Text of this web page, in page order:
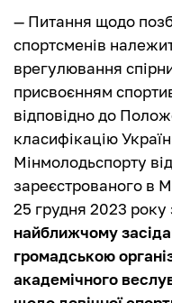
— Питання щодо
спортсменів
врегулювання
присвоєнням
відповідно до
класифікацію
Мінмолодьспорту
зареєстрованого в
25 грудня 2023
найближчому
громадською
академічного